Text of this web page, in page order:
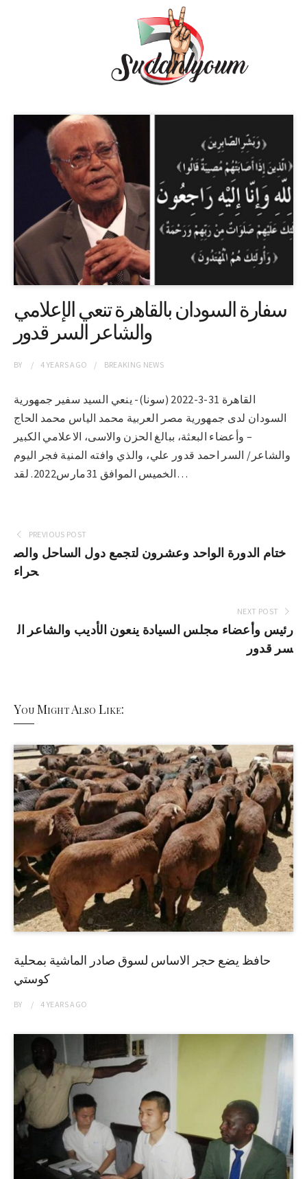
سفارة السودان بالقاهرة تنعي الإعلامي
والشاعر السر قدور
BY 4 YEARSAGO BREAKING NEWS
القاهرة 31-3-2022 (سونا)- ينعي السيد سفير جمهورية
السودان لدى جمهورية مصر العربية محمد الياس محمد الحاج
– وأعضاء البعثة، ببالغ الحزن والاسى، الاعلامي الكبير
والشاعر/ السر احمد قدور علي، والذي وافته المنية فجر اليوم
الخميس الموافق 31مارس2022. لقد…
PREVIOUS POST
ختام الدورة الواحد وعشرون لتجمع دول الساحل والص
حراء
NEXT POST
رئيس وأعضاء مجلس السيادة ينعون الأديب والشاعر ال
سر قدور
You Might Also Like:
حافظ يضع حجر الاساس لسوق صادر الماشية بمحلية
كوستي
BY 4 YEARSAGO